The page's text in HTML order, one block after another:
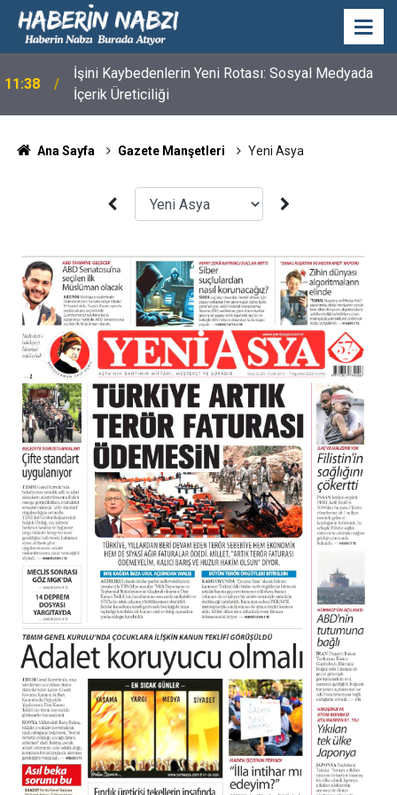
11:38
İşini Kaybedenlerin Yeni Rotası: Sosyal Medyada
İçerik Üreticiliği
Ana Sayfa Gazete Manşetleri Yeni Asya